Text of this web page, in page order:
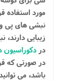
مورد استفاده
نبشی های پی
زیبایی دارند،
در دکوراسیون
در صورتی که
باشد، می